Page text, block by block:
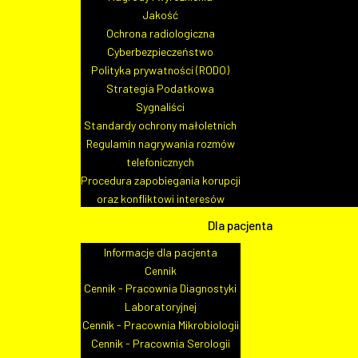
Jakość
Ochrona radiologiczna
Cyberbezpieczeństwo
Polityka prywatności (RODO)
Strategia Podatkowa
Sygnaliści
Standardy ochrony małoletnich
Regulamin nagrywania rozmów
telefonicznych
Procedura zapobiegania korupcji
oraz konfliktowi interesów
Dla pacjenta
Informacje dla pacjenta
Cennik
Cennik - Pracownia Diagnostyki
Laboratoryjnej
Cennik - Pracownia Mikrobiologii
Cennik - Pracownia Serologii
Dostawa i montaż analizatora
stacjonarnego - DA.271-45/22
Szpital Specjalistyczny im. Jędrzeja Śniadeckiego w
Nowym Sączu, ul. Młyńska 10 /fax (0-18) ...
Dostawa i montaż stołów
operacyjnych i aparatu do
krioterapii dla Szpitala
Specjalistycznego im.